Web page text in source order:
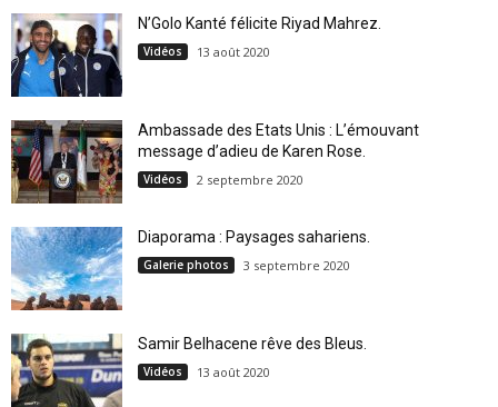
N’Golo Kanté félicite Riyad Mahrez.
Vidéos 13 août 2020
Ambassade des Etats Unis : L’émouvant
message d’adieu de Karen Rose.
Vidéos 2 septembre 2020
Diaporama : Paysages sahariens.
Galerie photos 3 septembre 2020
Samir Belhacene rêve des Bleus.
Vidéos 13 août 2020